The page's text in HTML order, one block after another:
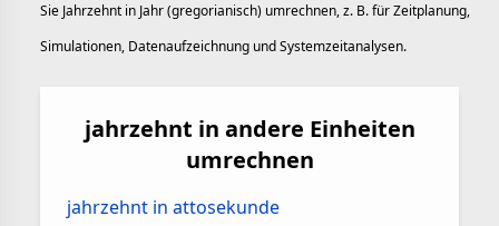
Sie Jahrzehnt in Jahr (gregorianisch) umrechnen, z. B. für Zeitplanung,
Simulationen, Datenaufzeichnung und Systemzeitanalysen.
jahrzehnt in andere Einheiten
umrechnen
jahrzehnt in attosekunde